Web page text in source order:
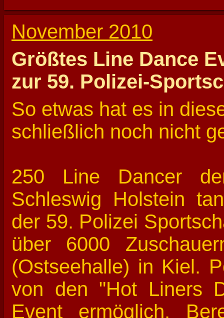
November 2010
Größtes Line Dance
zur 59. Polizei-
So etwas hat es in
schließlich noch nicht
250 Line Dancer
Schleswig Holstein
der 59. Polizei
über 6000
(Ostseehalle) in Kiel.
von den "Hot Liners
Event ermöglich.